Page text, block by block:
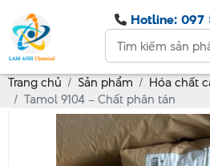
Hotline: 097
Trang chủ Sản phẩm
Hóa chất
Tamol 9104 – Chất phân tán